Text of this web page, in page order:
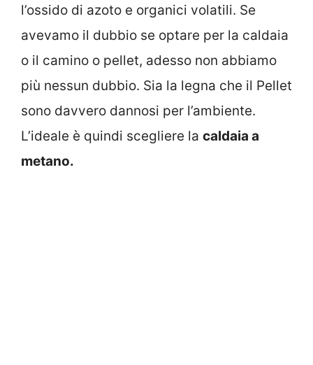
l’ossido di azoto e organici volatili. Se
avevamo il dubbio se optare per la caldaia
o il camino o pellet, adesso non abbiamo
più nessun dubbio. Sia la legna che il Pellet
sono davvero dannosi per l’ambiente.
L’ideale è quindi scegliere la caldaia a
metano.